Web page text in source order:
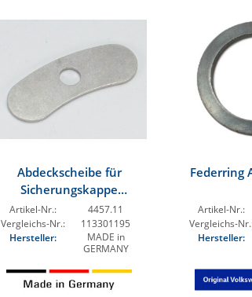
Abdeckscheibe für
Sicherungskappe
Antriebswellenflansch
Artikel-Nr.:
4457.11
Vergleichs-Nr.:
113301195
Hersteller:
MADE in
GERMANY
Federring
Artikel-Nr.:
Vergleichs-
Hersteller: